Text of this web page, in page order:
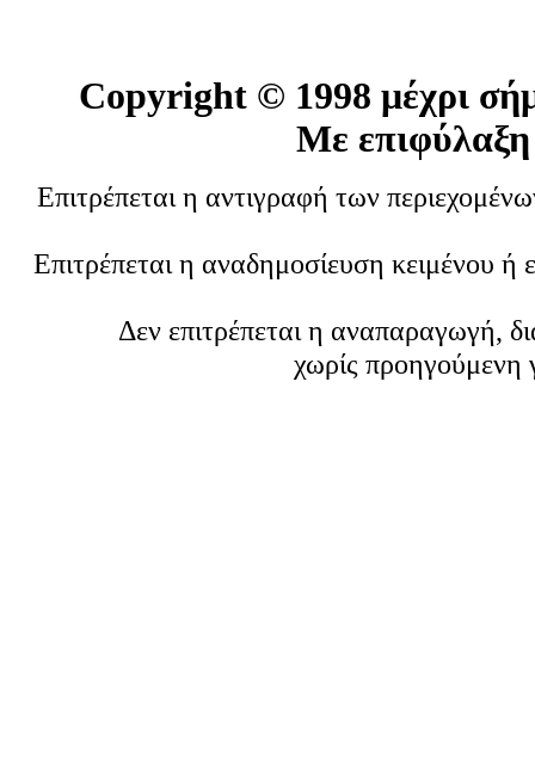
Copyright © 1998 μέχρι
Με επιφύλαξη
Επιτρέπεται η αντιγραφή των
Επιτρέπεται η αναδημοσίευση κειμένου
Δεν επιτρέπεται η αναπαραγωγή,
χωρίς προηγούμενη